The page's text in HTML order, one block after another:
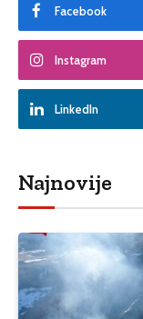
Facebook
Instagram
LinkedIn
Najnovije